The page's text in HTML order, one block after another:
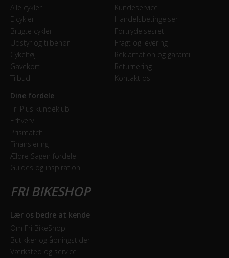
Alle cykler
Elcykler
Brugte cykler
Udstyr og tilbehør
Cykeltøj
Gavekort
Tilbud
Kundeservice
Handelsbetingelser
Fortrydelsesret
Fragt og levering
Reklamation og garanti
Returnering
Kontakt os
Dine fordele
Fri Plus kundeklub
Erhverv
Prismatch
Finansiering
Ældre Sagen fordele
Guides og inspiration
Lær os bedre at kende
Om Fri BikeShop
Butikker og åbningstider
Værksted og service